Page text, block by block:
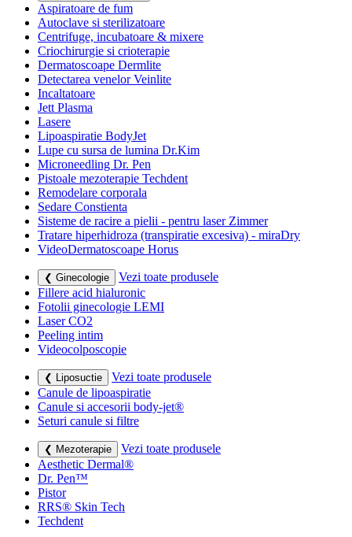
Aspiratoare de fum
Autoclave si sterilizatoare
Centrifuge, incubatoare & mixere
Criochirurgie si crioterapie
Dermatoscoape Dermlite
Detectarea venelor Veinlite
Incaltatoare
Jett Plasma
Lasere
Lipoaspiratie BodyJet
Lupe cu sursa de lumina Dr.Kim
Microneedling Dr. Pen
Pistoale mezoterapie Techdent
Remodelare corporala
Sedare Constienta
Sisteme de racire a pielii - pentru laser Zimmer
Tratare hiperhidroza (transpiratie excesiva) - miraDry
VideoDermatoscoape Horus
❮ Ginecologie
Vezi toate produsele
Fillere acid hialuronic
Fotolii ginecologie LEMI
Laser CO2
Peeling intim
Videocolposcopie
❮ Liposuctie
Vezi toate produsele
Canule de lipoaspiratie
Canule si accesorii body-jet®
Seturi canule si filtre
❮ Mezoterapie
Vezi toate produsele
Aesthetic Dermal®
Dr. Pen™
Pistor
RRS® Skin Tech
Techdent